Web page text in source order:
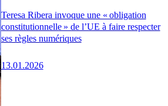
Teresa Ribera invoque une « obligation
constitutionnelle » de l’UE à faire respecter
ses règles numériques
13.01.2026